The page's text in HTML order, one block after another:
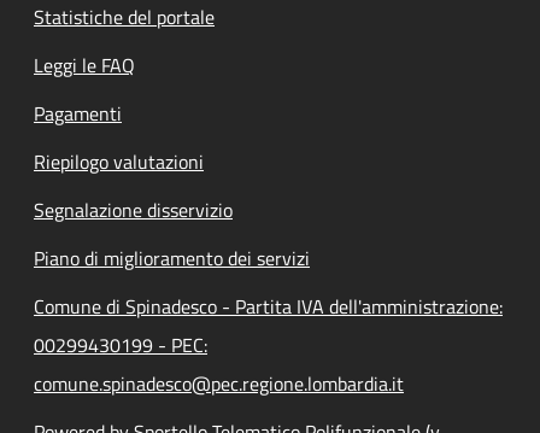
Statistiche del portale
Leggi le FAQ
Pagamenti
Riepilogo valutazioni
Segnalazione disservizio
Piano di miglioramento dei servizi
Comune di Spinadesco - Partita IVA dell'amministrazione:
00299430199 - PEC:
comune.spinadesco@pec.regione.lombardia.it